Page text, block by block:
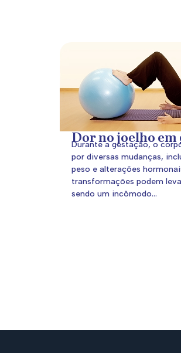
Dor no joelho
Durante a gestação, o
por diversas mudanças,
peso e alterações
transformações podem
sendo um incômodo...